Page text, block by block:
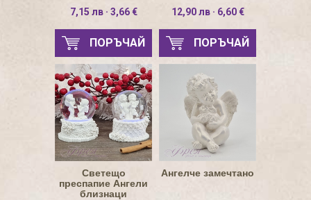
7,15 лв · 3,66 €
ПОРЪЧАЙ
12,90 лв · 6,60 €
ПОРЪЧАЙ
Светещо
преспапие Ангели
близнаци
Ангелче замечтано